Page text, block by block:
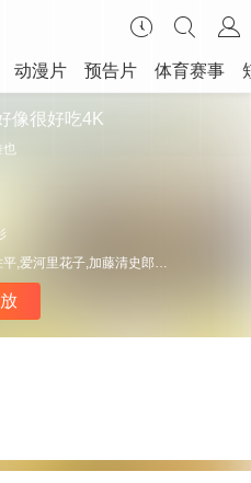
动漫片 预告片 体育赛事
像很好吃4K
也
里花子,加藤清史郎,原田知世,川岛得爱,折笠富美子